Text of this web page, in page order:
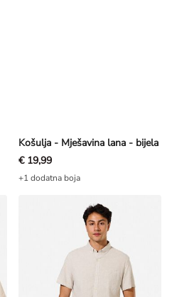
Košulja - Mješavina lana - bijela
€ 19,99
+1 dodatna boja